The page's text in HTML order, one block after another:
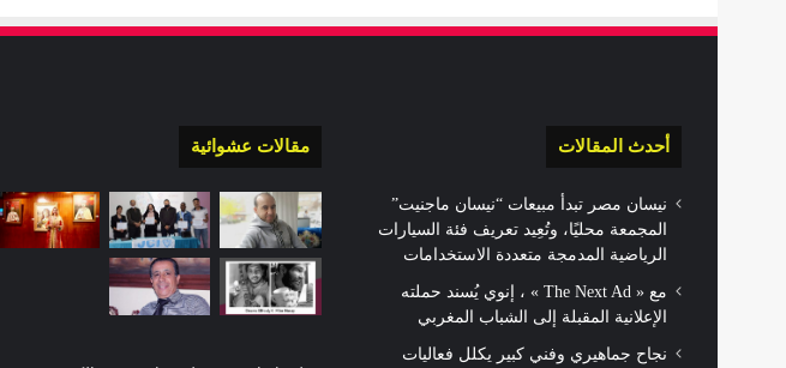
أحدث المقالات
نيسان مصر تبدأ مبيعات “نيسان ماجنيت”
المجمعة محليًا، وتُعِيد تعريف فئة السيارات
الرياضية المدمجة متعددة الاستخدامات
مع « The Next Ad » ، إنوي يُسند حملته
الإعلانية المقبلة إلى الشباب المغربي
نجاح جماهيري وفني كبير يكلل فعاليات
مقالات عشوائية